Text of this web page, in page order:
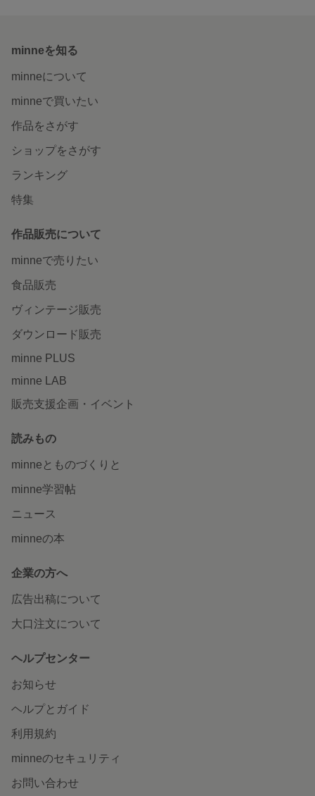
minneを知る
minneについて
minneで買いたい
作品をさがす
ショップをさがす
ランキング
特集
作品販売について
minneで売りたい
食品販売
ヴィンテージ販売
ダウンロード販売
minne PLUS
minne LAB
販売支援企画・イベント
読みもの
minneとものづくりと
minne学習帖
ニュース
minneの本
企業の方へ
広告出稿について
大口注文について
ヘルプセンター
お知らせ
ヘルプとガイド
利用規約
minneのセキュリティ
お問い合わせ